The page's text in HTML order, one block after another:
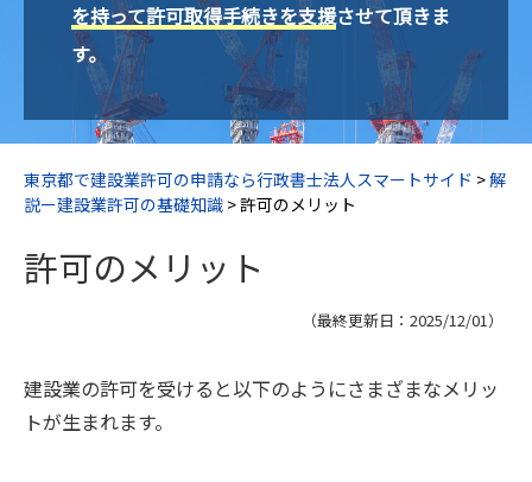
を持って許可取得手続きを支援させて頂きま
す。
東京都で建設業許可の申請なら行政書士法人スマートサイド >解
説ー建設業許可の基礎知識 >許可のメリット
許可のメリット
（最終更新日： 2025/12/01）
建設業の許可を受けると以下のようにさまざまなメリッ
トが生まれます。